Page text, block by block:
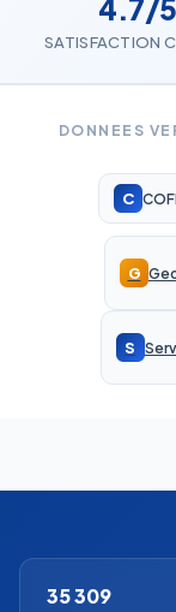
4.7/5
SATISFACTION
DONNEES
C
G
S
35 309